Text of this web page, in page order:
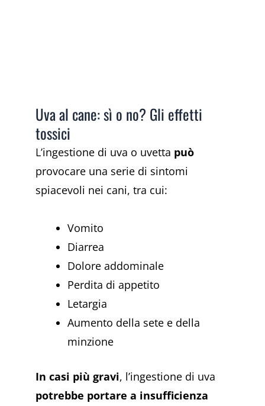
Uva al cane: sì o no? Gli effetti
tossici
L’ingestione di uva o uvetta può
provocare una serie di sintomi
spiacevoli nei cani, tra cui:
Vomito
Diarrea
Dolore addominale
Perdita di appetito
Letargia
Aumento della sete e della
minzione
In casi più gravi, l’ingestione di uva
potrebbe portare a insufficienza